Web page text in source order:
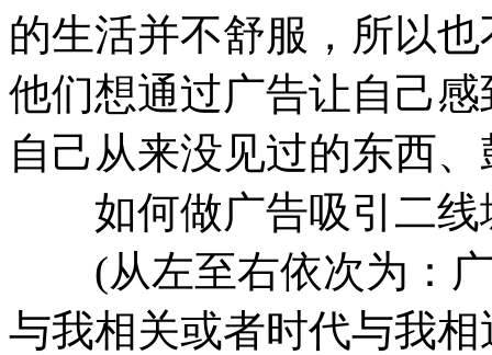
的生活并不舒服，所以
他们想通过广告让自己
自己从来没见过的东西
如何做广告吸引二线
(从左至右依次为：广
与我相关或者时代与我